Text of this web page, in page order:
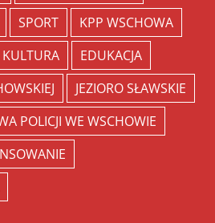
SPORT
KPP WSCHOWA
KULTURA
EDUKACJA
JEZIORO SŁAWSKIE
POLICJI WE WSCHOWIE